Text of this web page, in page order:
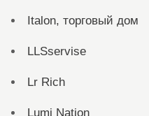
Italon, торговый дом
LLSservise
Lr Rich
Lumi Nation